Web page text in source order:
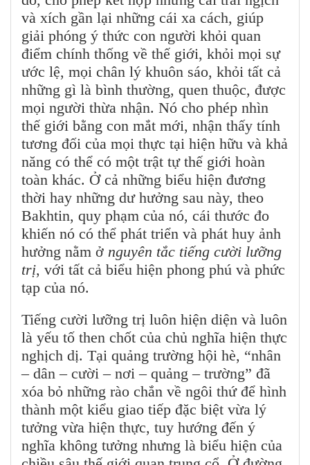
và xích gần lại những cái xa cách, giúp
giải phóng ý thức con người khỏi quan
điểm chính thống về thế giới, khỏi mọi sự
ước lệ, mọi chân lý khuôn sáo, khỏi tất cả
những gì là bình thường, quen thuộc, được
mọi người thừa nhận. Nó cho phép nhìn
thế giới bằng con mắt mới, nhận thấy tính
tương đối của mọi thực tại hiện hữu và khả
năng có thể có một trật tự thế giới hoàn
toàn khác. Ở cả những biểu hiện đương
thời hay những dư hưởng sau này, theo
Bakhtin, quy phạm của nó, cái thước đo
khiến nó có thể phát triển và phát huy ảnh
hưởng nằm ở nguyên tắc tiếng cười lưỡng
trị, với tất cả biểu hiện phong phú và phức
tạp của nó.
Tiếng cười lưỡng trị luôn hiện diện và luôn
là yếu tố then chốt của chủ nghĩa hiện thực
nghịch dị. Tại quảng trường hội hè, “nhân
– dân – cười – nơi – quảng – trường” đã
xóa bỏ những rào chắn về ngôi thứ để hình
thành một kiểu giao tiếp đặc biệt vừa lý
tưởng vừa hiện thực, tuy hướng đến ý
nghĩa không tưởng nhưng là biểu hiện của